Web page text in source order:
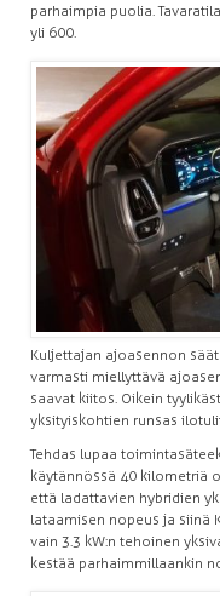
parhaimpia puolia.
yli 600.
Kuljettajan ajoasennon
varmasti miellyttävä
saavat kiitos. Oikein
yksityiskohtien runsas
Tehdas lupaa
käytännössä 40 kilometriä
että ladattavien hybridien
lataamisen nopeus ja siinä
vain 3.3 kW:n tehoinen
kestää parhaimmillaankin